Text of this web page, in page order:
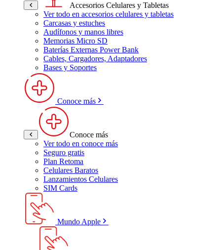
Accesorios Celulares y Tabletas
Ver todo en accesorios celulares y tabletas
Carcasas y estuches
Audífonos y manos libres
Memorias Micro SD
Baterías Externas Power Bank
Cables, Cargadores, Adaptadores
Bases y Soportes
Conoce más
Conoce más
Ver todo en conoce más
Seguro gratis
Plan Retoma
Celulares Baratos
Lanzamientos Celulares
SIM Cards
Mundo Apple